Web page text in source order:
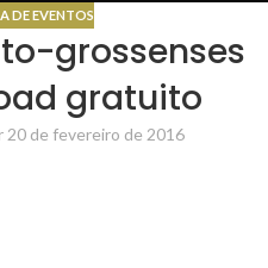
DE EVENTOS
grossenses
gratuito
20 de fevereiro de 2016